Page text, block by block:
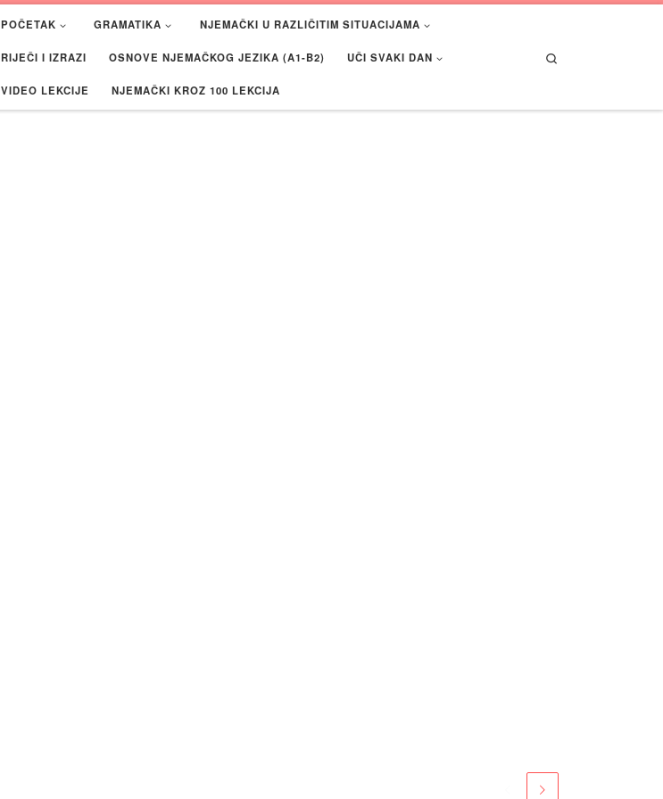
POČETAK GRAMATIKA NJEMAČKI U RAZLIČITIM SITUACIJAMA
RIJEČI I IZRAZI OSNOVE NJEMAČKOG JEZIKA (A1-B2) UČI SVAKI DAN
VIDEO LEKCIJE NJEMAČKI KROZ 100 LEKCIJA